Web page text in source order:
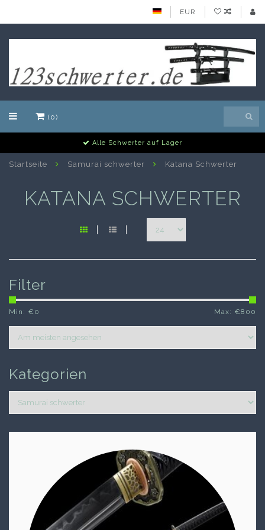
EUR
(0)
Alle Schwerter auf Lager
Startseite Samurai schwerter Katana Schwerter
KATANA SCHWERTER
Filter
Min: €0 Max: €800
Kategorien